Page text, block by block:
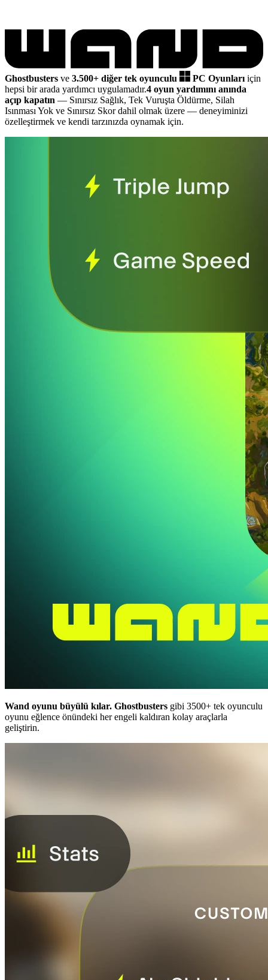
Ghostbusters ve 3.500+ diğer tek oyunculu PC Oyunları için
hepsi bir arada yardımcı uygulamadır.4 oyun yardımını anında
açıp kapatın — Sınırsız Sağlık, Tek Vuruşta Öldürme, Silah
Isınması Yok ve Sınırsız Skor dahil olmak üzere — deneyiminizi
özelleştirmek ve kendi tarzınızda oynamak için.
Wand oyunu büyülü kılar. Ghostbusters gibi 3500+ tek oyunculu
oyunu eğlence önündeki her engeli kaldıran kolay araçlarla
geliştirin.